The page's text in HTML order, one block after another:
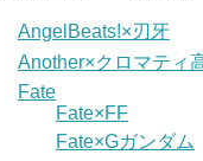
AngelBeats!×刃牙
Another×クロマティ
Fate
Fate×FF
Fate×Gガンダム